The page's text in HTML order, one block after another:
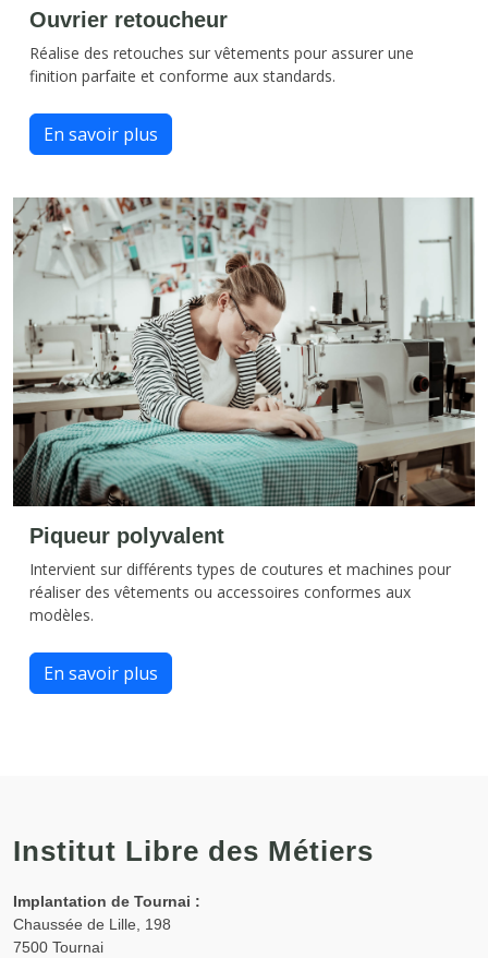
Ouvrier retoucheur
Réalise des retouches sur vêtements pour assurer une
finition parfaite et conforme aux standards.
En savoir plus
Piqueur polyvalent
Intervient sur différents types de coutures et machines pour
réaliser des vêtements ou accessoires conformes aux
modèles.
En savoir plus
Institut Libre des Métiers
Implantation de Tournai :
Chaussée de Lille, 198
7500 Tournai